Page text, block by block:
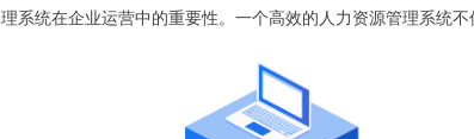
理系统在企业运营中的重要性。一个高效的人力资源管理系统